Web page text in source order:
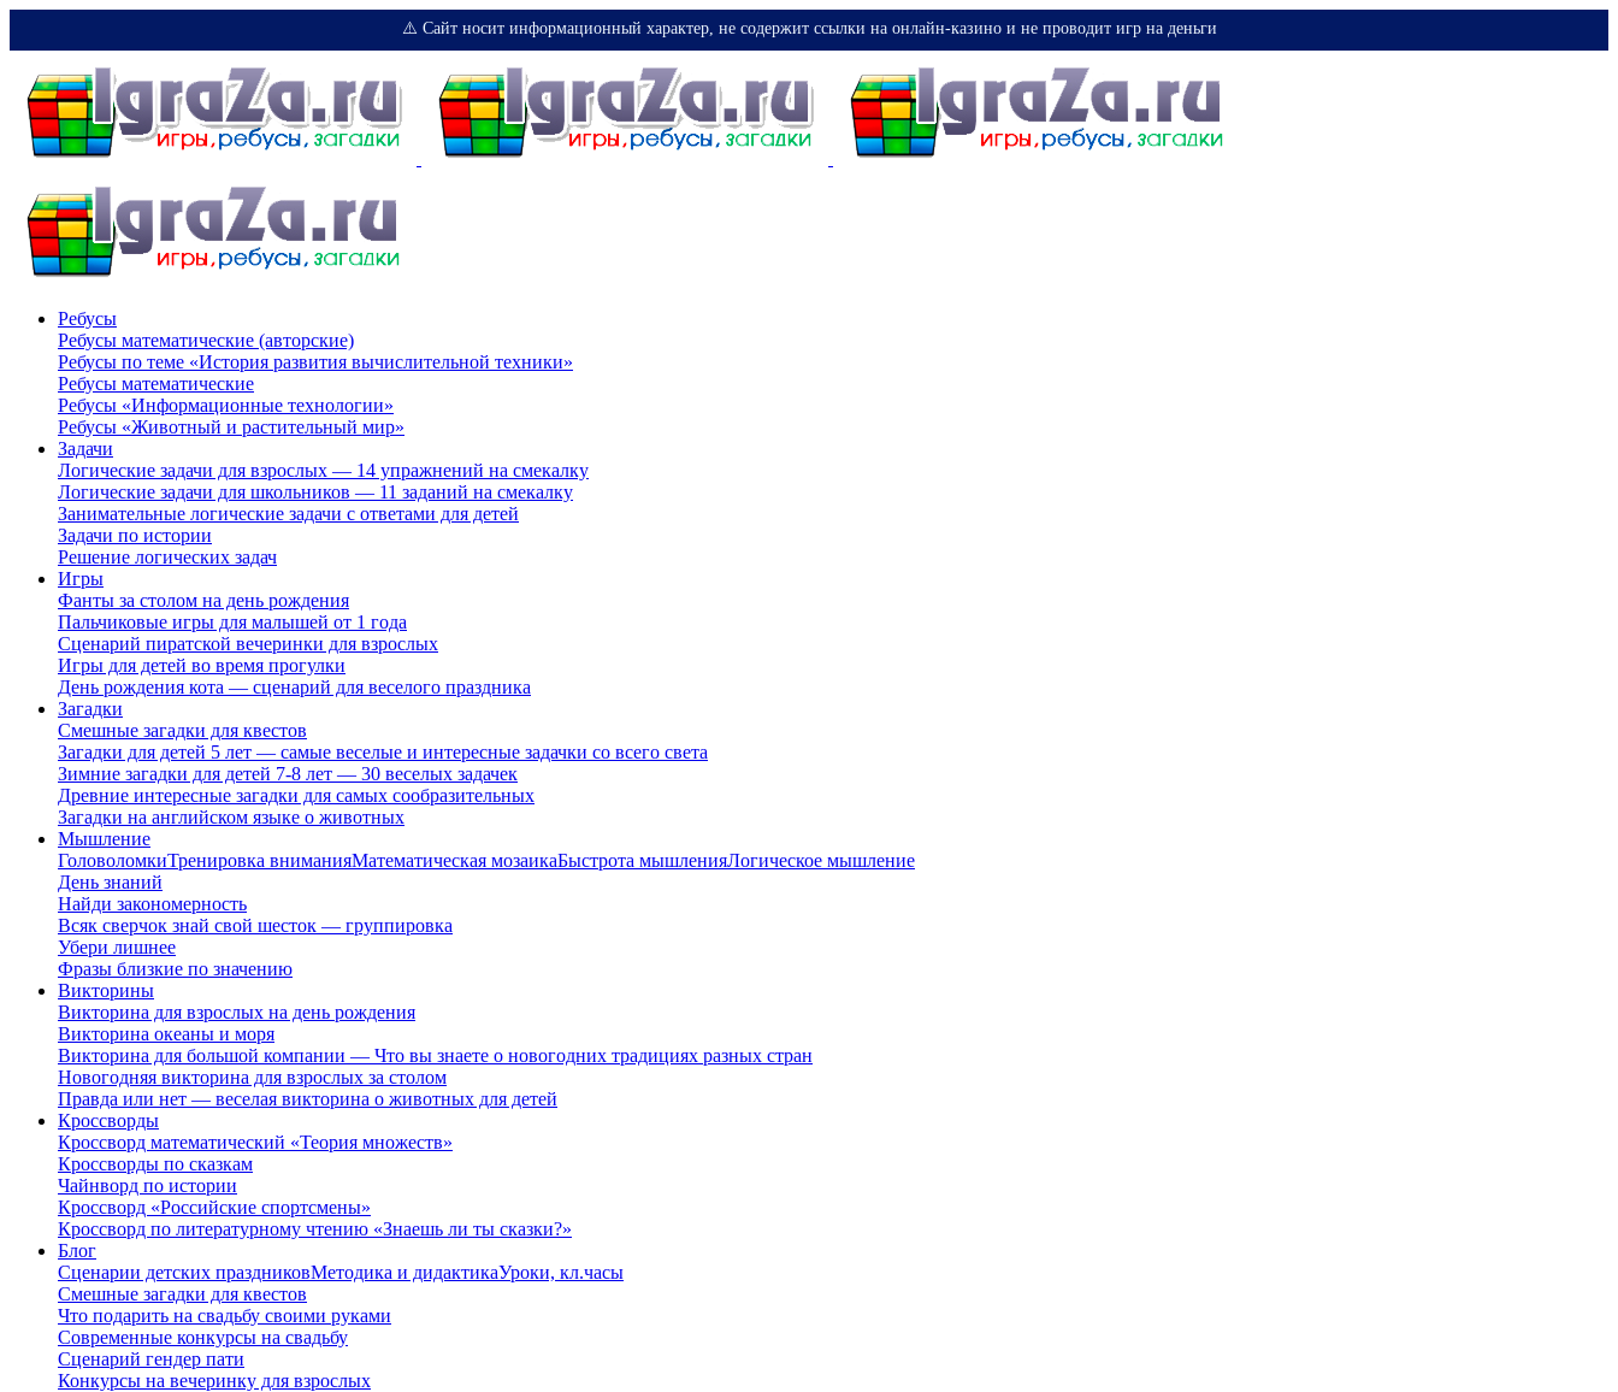
⚠️ Сайт носит информационный характер, не содержит ссылки на онлайн-казино и не проводит игр на деньги
Ребусы
Ребусы математические (авторские)
Ребусы по теме «История развития вычислительной техники»
Ребусы математические
Ребусы «Информационные технологии»
Ребусы «Животный и растительный мир»
Задачи
Логические задачи для взрослых — 14 упражнений на смекалку
Логические задачи для школьников — 11 заданий на смекалку
Занимательные логические задачи с ответами для детей
Задачи по истории
Решение логических задач
Игры
Фанты за столом на день рождения
Пальчиковые игры для малышей от 1 года
Сценарий пиратской вечеринки для взрослых
Игры для детей во время прогулки
День рождения кота — сценарий для веселого праздника
Загадки
Смешные загадки для квестов
Загадки для детей 5 лет — самые веселые и интересные задачки со всего света
Зимние загадки для детей 7-8 лет — 30 веселых задачек
Древние интересные загадки для самых сообразительных
Загадки на английском языке о животных
Мышление
ГоловоломкиТренировка вниманияМатематическая мозаикаБыстрота мышленияЛогическое мышление
День знаний
Найди закономерность
Всяк сверчок знай свой шесток — группировка
Убери лишнее
Фразы близкие по значению
Викторины
Викторина для взрослых на день рождения
Викторина океаны и моря
Викторина для большой компании — Что вы знаете о новогодних традициях разных стран
Новогодняя викторина для взрослых за столом
Правда или нет — веселая викторина о животных для детей
Кроссворды
Кроссворд математический «Теория множеств»
Кроссворды по сказкам
Чайнворд по истории
Кроссворд «Российские спортсмены»
Кроссворд по литературному чтению «Знаешь ли ты сказки?»
Блог
Сценарии детских праздниковМетодика и дидактикаУроки, кл.часы
Смешные загадки для квестов
Что подарить на свадьбу своими руками
Современные конкурсы на свадьбу
Сценарий гендер пати
Конкурсы на вечеринку для взрослых